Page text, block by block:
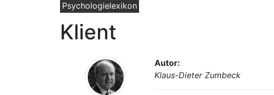
Psychologielexikon
Klient
Autor:
Klaus-Dieter Zumbeck